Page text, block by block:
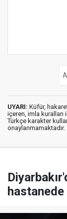
UYARI: Küfür,
içeren, imla kuralları
Türkçe karakter
onaylanmamaktadır.